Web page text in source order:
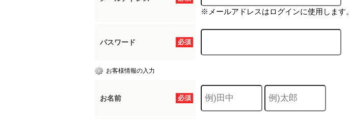
※メールアドレスはログインに使用します。
必須
パスワード
お客様情報の入力
必須
お名前